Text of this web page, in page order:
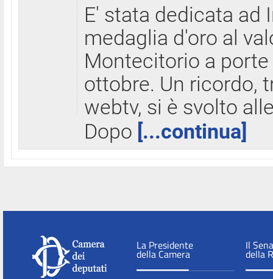
E' stata dedicata ad
medaglia d'oro al
Montecitorio a
ottobre. Un ricordo,
webtv, si è svolto
Dopo [...continua]
La Presidente
della Camera
Il
della